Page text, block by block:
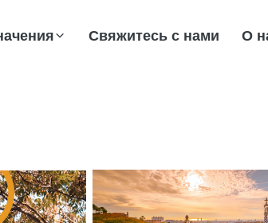
Свяжитесь с нами О